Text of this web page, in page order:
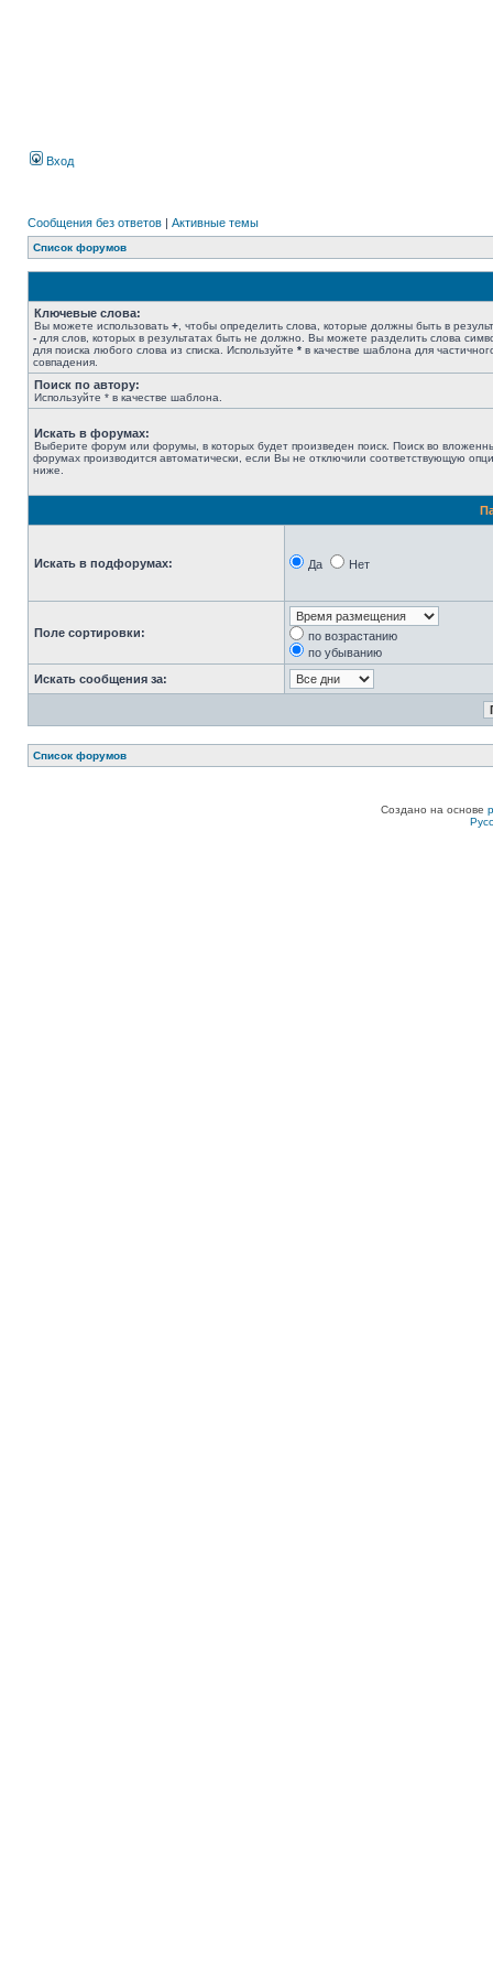
Вход
Сообщения без ответов | Активные темы
Список форумов
Ключевые слова:
Вы можете использовать + , чтобы определить слова, которые должны быть в
- для слов, которых в результатах быть не должно. Вы можете разделить слова
для поиска любого слова из списка. Используйте * в качестве шаблона для
совпадения.
Поиск по автору:
Используйте * в качестве шаблона.
Искать в форумах:
Выберите форум или форумы, в которых будет произведен поиск. Поиск во
форумах производится автоматически, если Вы не отключили соответствующую
ниже.
Искать в подфорумах: Да Нет
Поле сортировки:
по возрастанию
по убыванию
Искать сообщения за:
Список форумов
Создано на основе